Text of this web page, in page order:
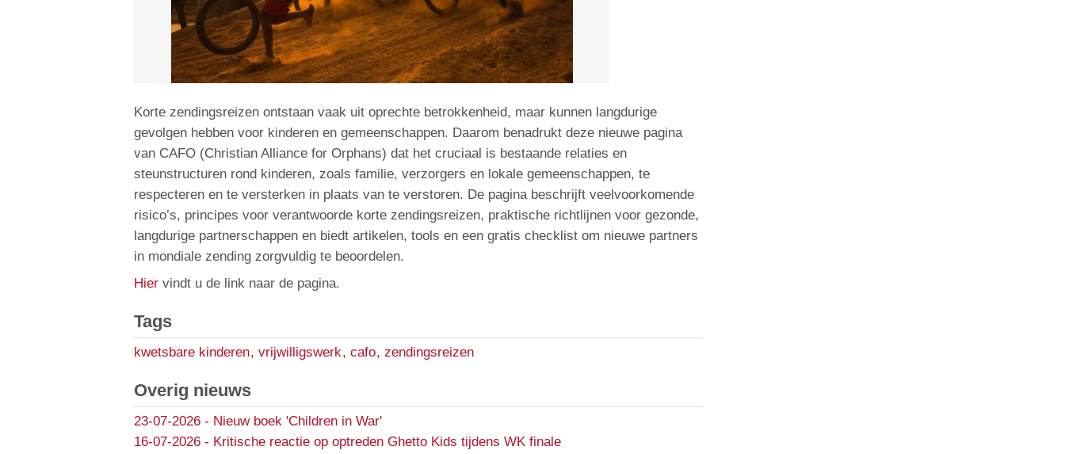
Korte zendingsreizen ontstaan vaak uit oprechte betrokkenheid, maar kunnen langdurige
gevolgen hebben voor kinderen en gemeenschappen. Daarom benadrukt deze nieuwe pagina
van CAFO (Christian Alliance for Orphans) dat het cruciaal is bestaande relaties en
steunstructuren rond kinderen, zoals familie, verzorgers en lokale gemeenschappen, te
respecteren en te versterken in plaats van te verstoren. De pagina beschrijft veelvoorkomende
risico’s, principes voor verantwoorde korte zendingsreizen, praktische richtlijnen voor gezonde,
langdurige partnerschappen en biedt artikelen, tools en een gratis checklist om nieuwe partners
in mondiale zending zorgvuldig te beoordelen.
Hiervindt u de link naar de pagina.
Tags
kwetsbare kinderen, vrijwilligswerk, cafo, zendingsreizen
Overig nieuws
23-07-2026- Nieuw boek 'Children in War'
16-07-2026- Kritische reactie op optreden Ghetto Kids tijdens WK finale